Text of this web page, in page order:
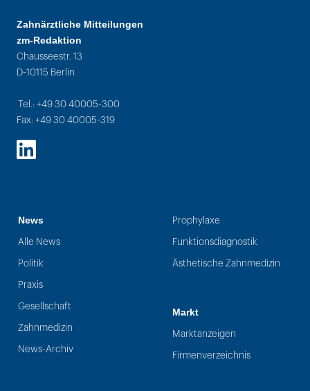
Zahnärztliche Mitteilungen
zm-Redaktion
Chausseestr. 13
D-10115 Berlin
Tel.: +49 30 40005-300
Fax: +49 30 40005-319
LinkedIn
News
Alle News
Politik
Praxis
Gesellschaft
Zahnmedizin
News-Archiv
Prophylaxe
Funktionsdiagnostik
Ästhetische Zahnmedizin
Markt
Marktanzeigen
Firmenverzeichnis